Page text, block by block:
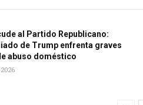
al Partido Republicano:
de Trump enfrenta graves
abuso doméstico